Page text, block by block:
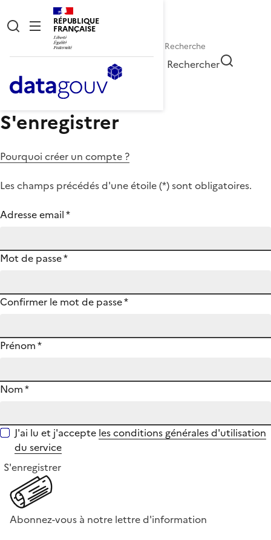
RÉPUBLIQUE
FRANÇAISE
Rechercher
S'enregistrer
Pourquoi créer un compte ?
Les champs précédés d'une étoile (*) sont obligatoires.
Adresse email*
Mot de passe*
Confirmer le mot de passe*
Prénom*
Nom*
J'ai lu et j'accepte les conditions générales d'utilisation
du service
S'enregistrer
Abonnez-vous à notre lettre d'information